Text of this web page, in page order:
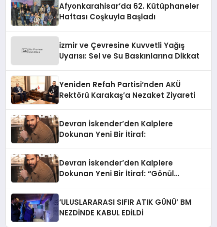
Afyonkarahisar’da 62. Kütüphaneler
Haftası Coşkuyla Başladı
izmir ve Çevresine Kuvvetli Yağış
Uyarısı: Sel ve Su Baskınlarına Dikkat
Yeniden Refah Partisi’nden AKÜ
Rektörü Karakaş’a Nezaket Ziyareti
Devran İskender’den Kalplere
Dokunan Yeni Bir İtiraf:
Devran İskender’den Kalplere
Dokunan Yeni Bir İtiraf: “Gönül
‘ULUSLARARASI SIFIR ATIK GÜNÜ’ BM
NEZDİNDE KABUL EDİLDİ